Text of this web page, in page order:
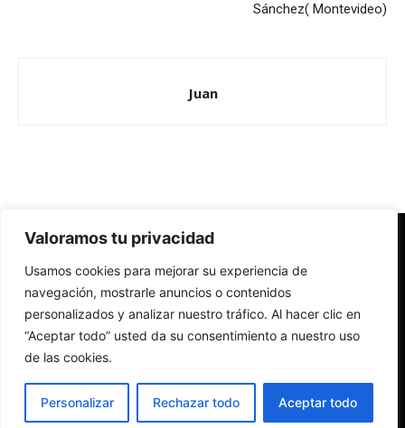
Valoramos tu privacidad
Usamos cookies para mejorar su experiencia de
navegación, mostrarle anuncios o contenidos
personalizados y analizar nuestro tráfico. Al hacer clic en
“Aceptar todo” usted da su consentimiento a nuestro uso
de las cookies.
Personalizar Rechazar todo Aceptar todo
Sánchez( Montevideo)
Juan
Redes Cristianas
Una mirada alternativa sobre la Iglesia católica y la sociedad
- Colectivos de Redes Cristianas